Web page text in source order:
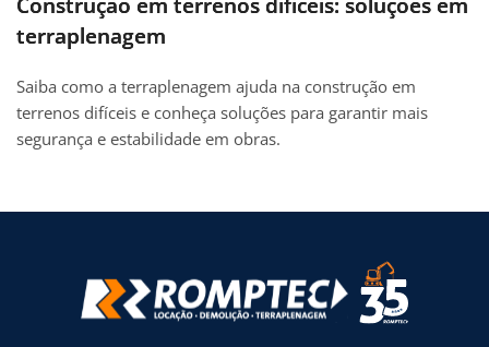
terraplenagem
Saiba como a terraplenagem ajuda na construção em
terrenos difíceis e conheça soluções para garantir mais
segurança e estabilidade em obras.